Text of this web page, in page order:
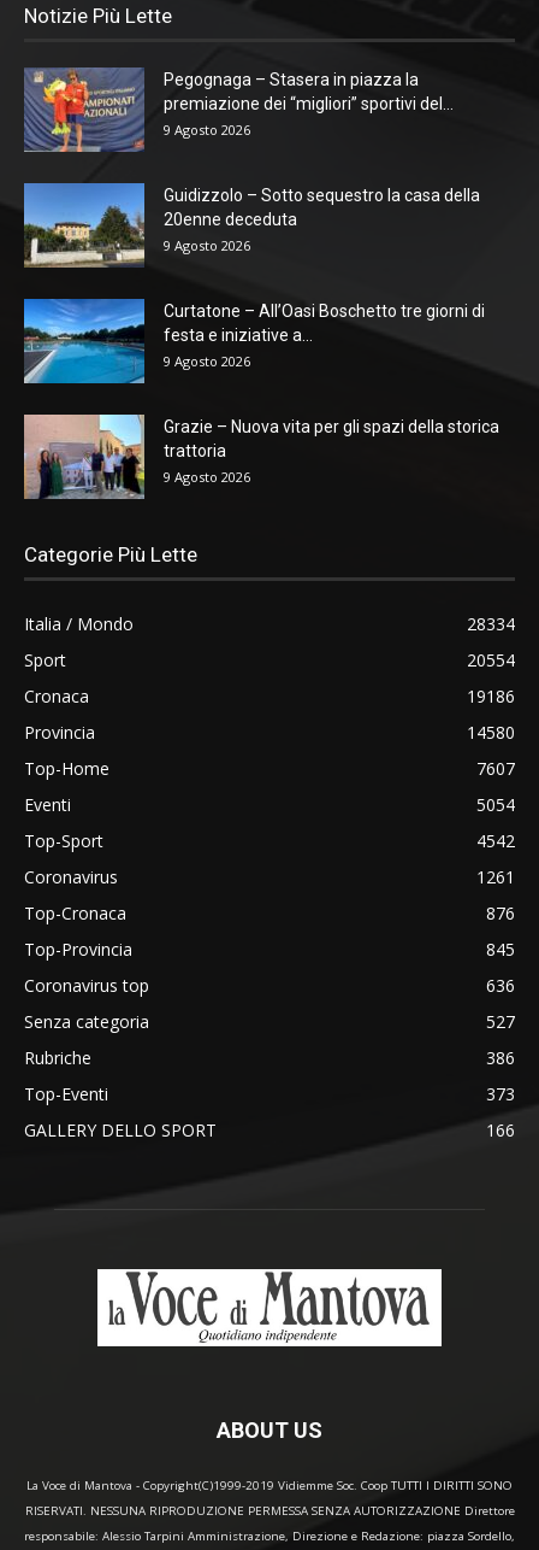
Notizie Più Lette
Pegognaga – Stasera in piazza la
premiazione dei “migliori” sportivi del...
9 Agosto 2026
Guidizzolo – Sotto sequestro la casa della
20enne deceduta
9 Agosto 2026
Curtatone – All’Oasi Boschetto tre giorni di
festa e iniziative a...
9 Agosto 2026
Grazie – Nuova vita per gli spazi della storica
trattoria
9 Agosto 2026
Categorie Più Lette
Italia / Mondo
28334
Sport
20554
Cronaca
19186
Provincia
14580
Top-Home
7607
Eventi
5054
Top-Sport
4542
Coronavirus
1261
Top-Cronaca
876
Top-Provincia
845
Coronavirus top
636
Senza categoria
527
Rubriche
386
Top-Eventi
373
GALLERY DELLO SPORT
166
ABOUT US
La Voce di Mantova - Copyright(C)1999-2019 Vidiemme Soc. Coop TUTTI I DIRITTI SONO
RISERVATI. NESSUNA RIPRODUZIONE PERMESSA SENZA AUTORIZZAZIONE Direttore
responsabile: Alessio Tarpini Amministrazione, Direzione e Redazione: piazza Sordello,